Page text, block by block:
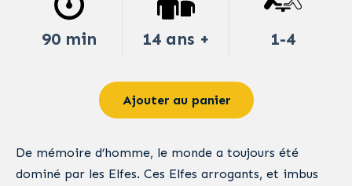
90 min 14 ans + 1-4
Ajouter au panier
De mémoire d’homme, le monde a toujours été
dominé par les Elfes. Ces Elfes arrogants, et imbus